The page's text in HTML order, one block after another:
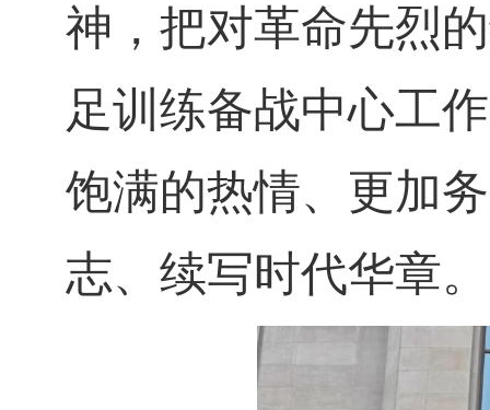
神，把对革命先烈
足训练备战中心工
饱满的热情、更加
志、续写时代华章。